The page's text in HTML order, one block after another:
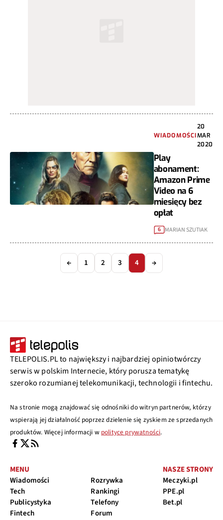
WIADOMOŚCI
20
MAR
2020
Play
abonament:
Amazon Prime
Video na 6
miesięcy bez
opłat
6 MARIAN SZUTIAK
← 1 2 3 4 →
TELEPOLIS.PL to największy i najbardziej opiniotwórczy
serwis w polskim Internecie, który porusza tematykę
szeroko rozumianej telekomunikacji, technologii i fintechu.
Na stronie mogą znajdować się odnośniki do witryn partnerów, którzy
wspierają jej działalność poprzez dzielenie się zyskiem ze sprzedanych
produktów. Więcej informacji w polityce prywatności.
MENU
Wiadomości
Tech
Publicystyka
Fintech
Rozrywka
Rankingi
Telefony
Forum
NASZE STRONY
Meczyki.pl
PPE.pl
Bet.pl